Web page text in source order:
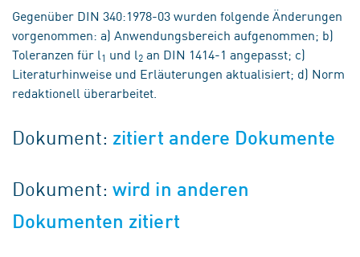
Gegenüber DIN 340:1978-03 wurden folgende Änderungen
vorgenommen: a) Anwendungsbereich aufgenommen; b)
Toleranzen für l1 und l2 an DIN 1414-1 angepasst; c)
Literaturhinweise und Erläuterungen aktualisiert; d) Norm
redaktionell überarbeitet.
Dokument: zitiert andere Dokumente
Dokument:wird in anderen
Dokumenten zitiert